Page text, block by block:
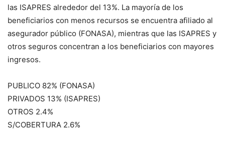
las ISAPRES alrededor del 13%. La mayoría de los
beneficiarios con menos recursos se encuentra afiliado al
asegurador público (FONASA), mientras que las ISAPRES y
otros seguros concentran a los beneficiarios con mayores
ingresos.
PUBLICO 82% (FONASA)
PRIVADOS 13% (ISAPRES)
OTROS 2.4%
S/COBERTURA 2.6%